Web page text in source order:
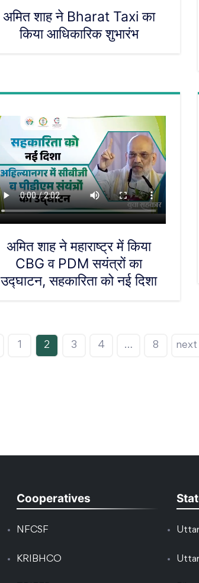
अमित शाह ने Bharat Taxi का
किया आधिकारिक शुभारंभ
अमित शाह ने महाराष्ट्र में किया
CBG व PDM सयंत्रों का
उद्घाटन, सहकारिता को नई दिशा
1 2 3 4 … 8 next
Cooperatives
NFCSF
KRIBHCO